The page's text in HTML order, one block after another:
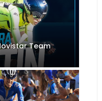
Team